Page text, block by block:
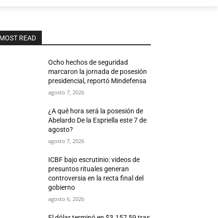
MOST READ
Ocho hechos de seguridad
marcaron la jornada de posesión
presidencial, reportó Mindefensa
agosto 7, 2026
¿A qué hora será la posesión de
Abelardo De la Espriella este 7 de
agosto?
agosto 7, 2026
ICBF bajo escrutinio: videos de
presuntos rituales generan
controversia en la recta final del
gobierno
agosto 6, 2026